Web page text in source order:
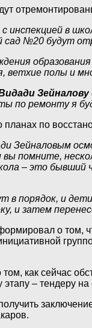
с инспекцией в
№20 будут
ветхие полы и
Зейналову
по ремонту я
планах по
Зейналовым
помните,
– это бывший
в порядок, и
и затем
о том,
как сейчас
– тендеру